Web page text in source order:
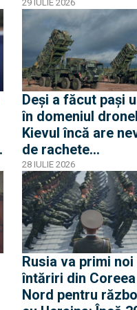
franceze ajută
să aleagă țintele
pentru atacurile cu
drone
29 IULIE 2026
Deși a făcut pași
în domeniul
Kievul încă are
de rachete
interceptoare.
Germania, rugată
accelereze
28 IULIE 2026
Rusia va primi noi
întăriri din
Nord pentru